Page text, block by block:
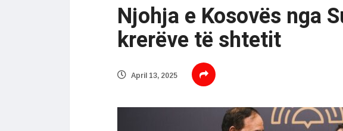
Njohja e Kosovës nga
krerëve të shtetit
April 13, 2025